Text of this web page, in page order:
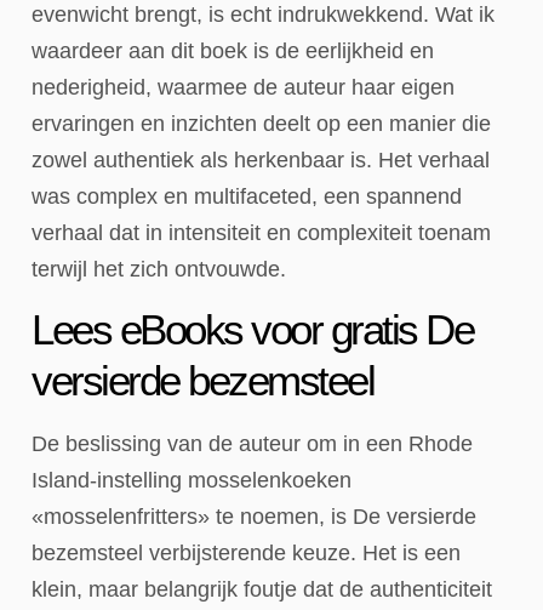
evenwicht brengt, is echt indrukwekkend. Wat ik
waardeer aan dit boek is de eerlijkheid en
nederigheid, waarmee de auteur haar eigen
ervaringen en inzichten deelt op een manier die
zowel authentiek als herkenbaar is. Het verhaal
was complex en multifaceted, een spannend
verhaal dat in intensiteit en complexiteit toenam
terwijl het zich ontvouwde.
Lees eBooks voor gratis De
versierde bezemsteel
De beslissing van de auteur om in een Rhode
Island-instelling mosselenkoeken
«mosselenfritters» te noemen, is De versierde
bezemsteel verbijsterende keuze. Het is een
klein, maar belangrijk foutje dat de authenticiteit